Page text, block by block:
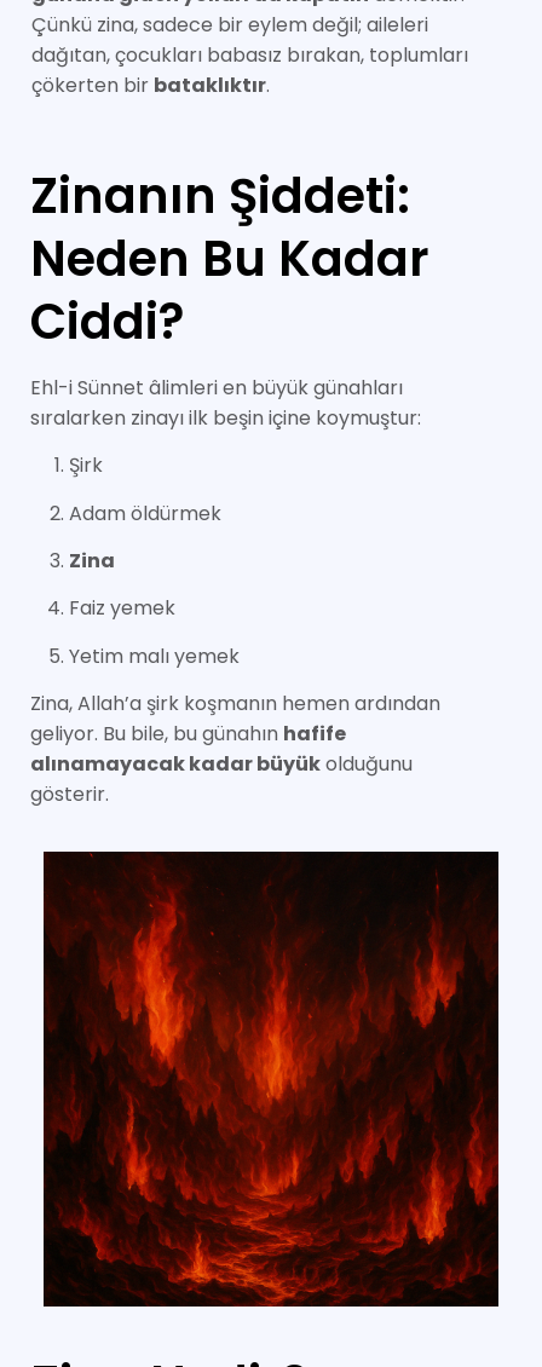
Çünkü zina, sadece bir eylem değil; aileleri
dağıtan, çocukları babasız bırakan, toplumları
çökerten bir bataklıktır.
Zinanın Şiddeti:
Neden Bu Kadar
Ciddi?
Ehl-i Sünnet âlimleri en büyük günahları
sıralarken zinayı ilk beşin içine koymuştur:
Şirk
Adam öldürmek
Zina
Faiz yemek
Yetim malı yemek
Zina, Allah’a şirk koşmanın hemen ardından
geliyor. Bu bile, bu günahın hafife
alınamayacak kadar büyükolduğunu
gösterir.